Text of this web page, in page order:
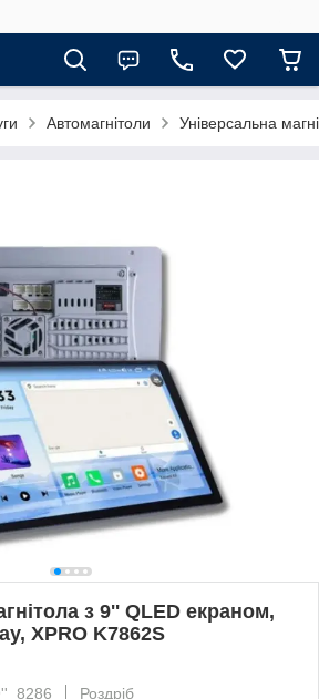
Автомагнітоли Універсальна
з 9'' QLED екраном,
XPRO K7862S
Роздріб